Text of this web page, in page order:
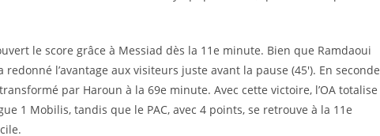
le score grâce à Messiad dès la 11e minute. Bien que Ramdaoui
l’avantage aux visiteurs juste avant la pause (45′). En seconde
par Haroun à la 69e minute. Avec cette victoire, l’OA totalise
1 Mobilis, tandis que le PAC, avec 4 points, se retrouve à la 11e